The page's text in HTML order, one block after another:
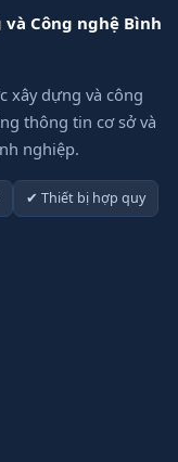
Công nghệ Bình
xây dựng và công
thông tin cơ sở và
nghiệp.
✔ Thiết bị hợp quy